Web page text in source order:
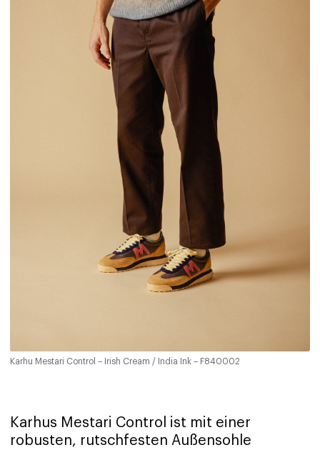
Karhu Mestari Control – Irish Cream / India Ink – F840002
Karhus Mestari Control ist mit einer
robusten, rutschfesten Außensohle